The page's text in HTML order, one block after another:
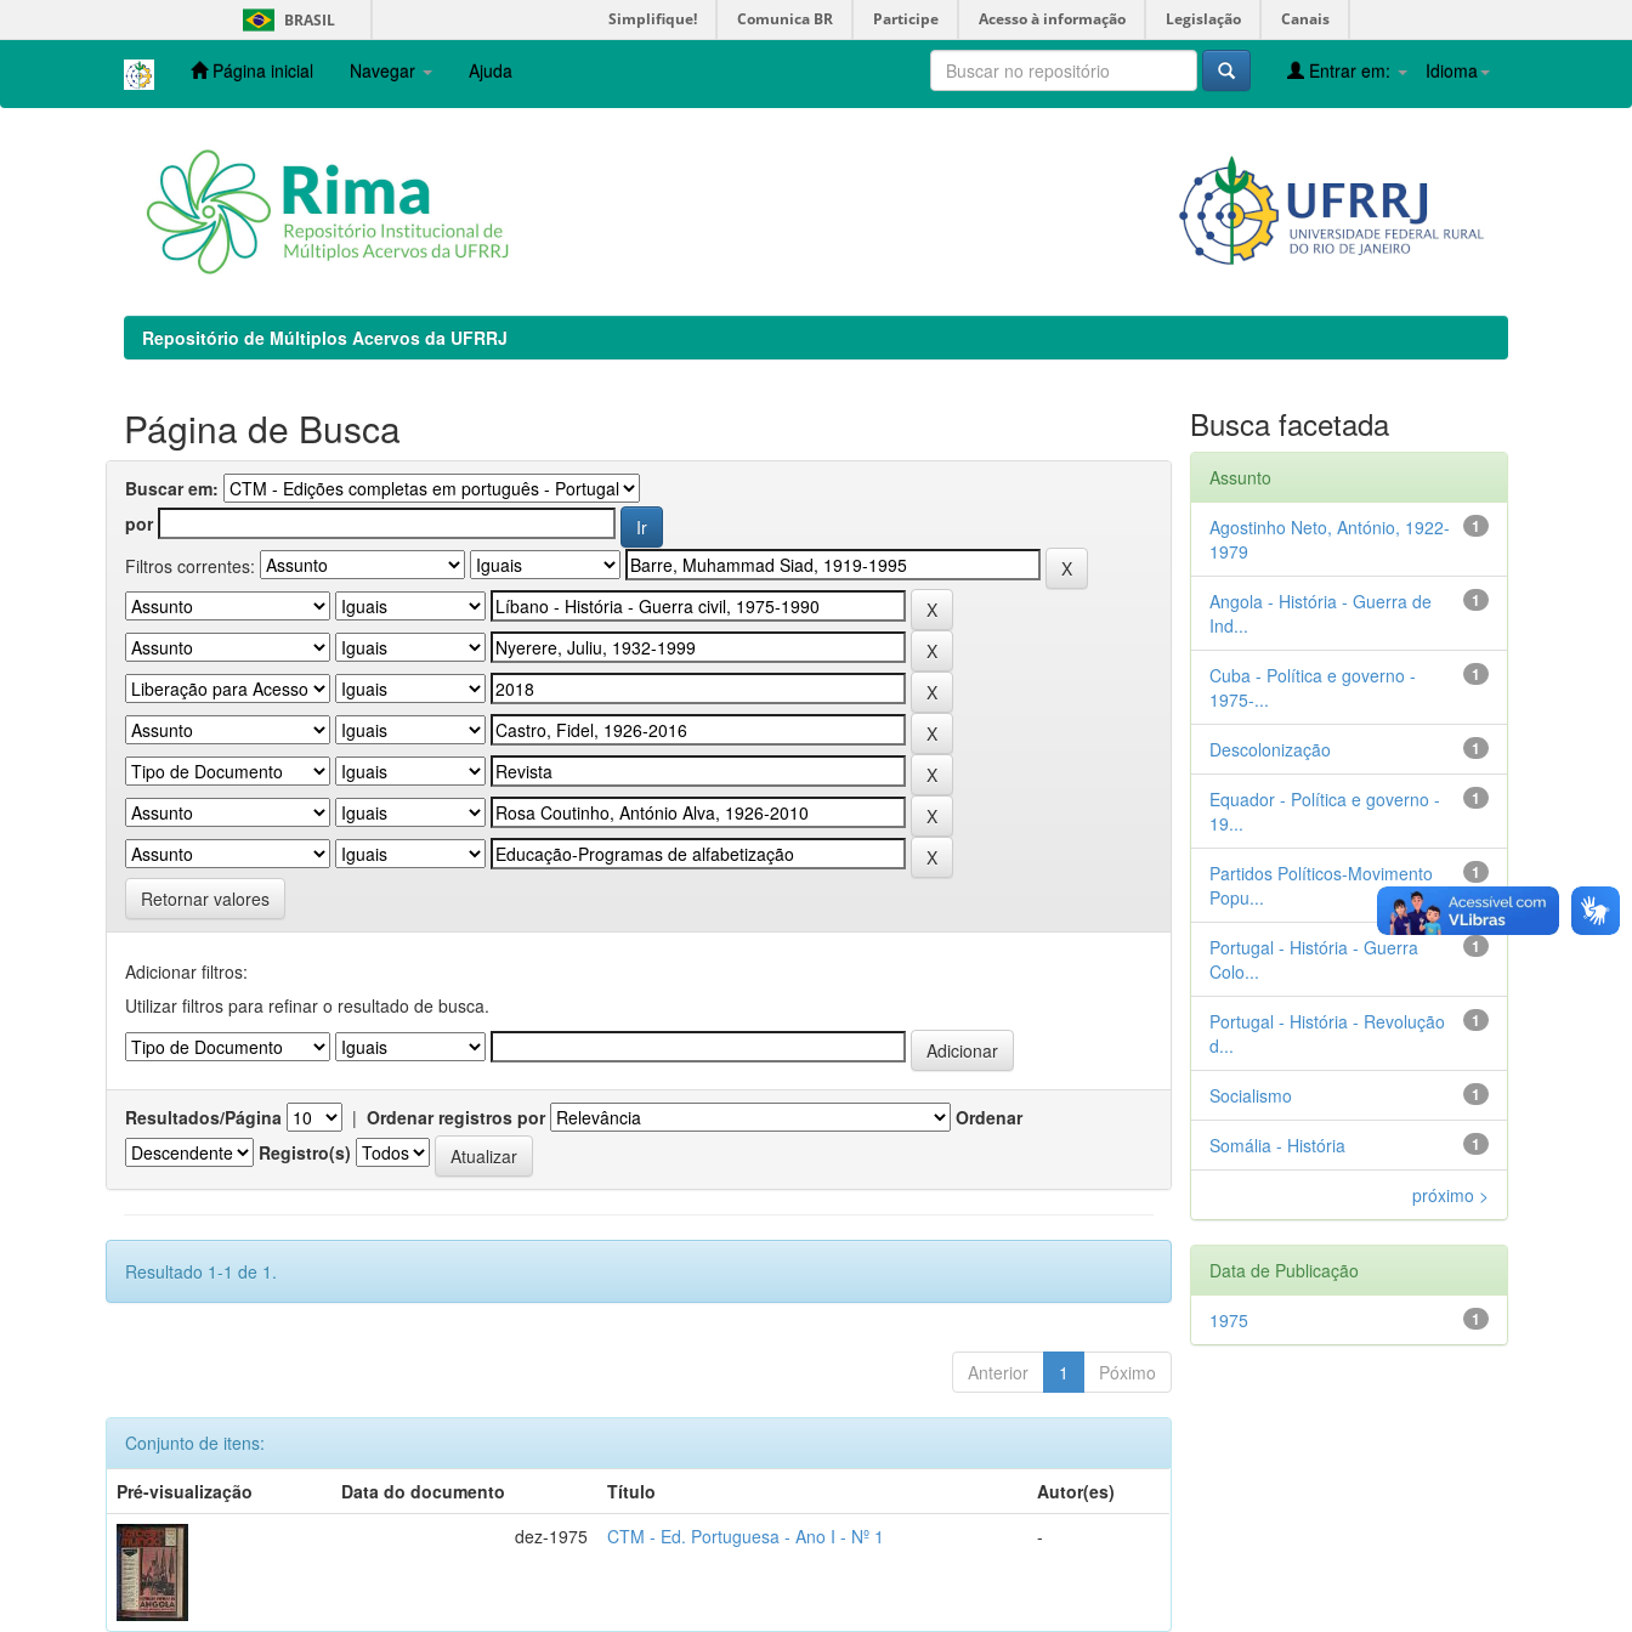
navigation
BRASIL Simplifique! Comunica BR Participe Acesso à informação Legislação Canais
Página inicial Navegar Ajuda Idioma
Entrar em:
Repositório de Múltiplos Acervos da UFRRJ
Página de Busca
Buscar em:
por
Filtros correntes:
Retornar valores
Adicionar filtros:
Utilizar filtros para refinar o resultado de busca.
Resultados/Página | Ordenar registros por
Ordenar
Registro(s)
Resultado 1-1 de 1.
Anterior 1 Póximo
Conjunto de itens:
Pré-visualização
Data do documento Título
Autor(es)
dez-1975
CTM - Ed. Portuguesa - Ano I - Nº 1 -
Busca facetada
Assunto
1
Agostinho Neto, António, 1922-
1979
1
Angola - História - Guerra de
Ind...
1
Cuba - Política e governo -
1975-...
1
Descolonização
1
Equador - Política e governo -
19...
1
Partidos Políticos-Movimento
Popu...
1
Portugal - História - Guerra
Colo...
1
Portugal - História - Revolução
d...
1
Socialismo
1
Somália - História
próximo >
Data de Publicação
1
1975